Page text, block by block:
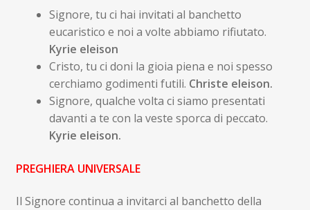
Signore, tu ci hai invitati al banchetto
eucaristico e noi a volte abbiamo rifiutato.
Kyrie eleison
Cristo, tu ci doni la gioia piena e noi spesso
cerchiamo godimenti futili. Christe eleison.
Signore, qualche volta ci siamo presentati
davanti a te con la veste sporca di peccato.
Kyrie eleison.
PREGHIERA UNIVERSALE
Il Signore continua a invitarci al banchetto della